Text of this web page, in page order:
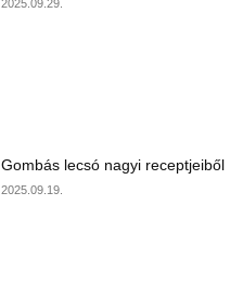
2025.09.29.
Gombás lecsó nagyi receptjeiből
2025.09.19.